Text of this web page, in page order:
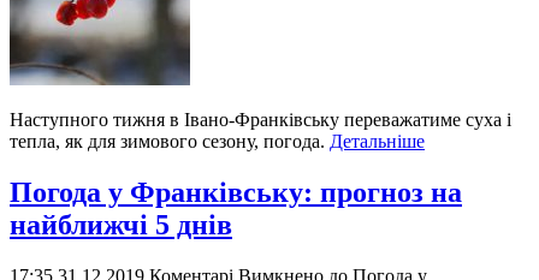
Наступного тижня в Івано-Франківську переважатиме суха і
тепла, як для зимового сезону, погода. Детальніше
Погода у Франківську: прогноз на
найближчі 5 днів
17:35 31.12.2019 Коментарі Вимкнено до Погода у